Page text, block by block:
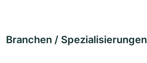
Branchen / Spezialisierungen